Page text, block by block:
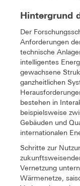
Hintergrund
Der
Anforderungen
technische
intelligentes
gewachsene
ganzheitlichen
bestehen in
beispielsweise
Gebäuden und
internationalen
Schritte zur
Vernetzung
Wärmenetze,